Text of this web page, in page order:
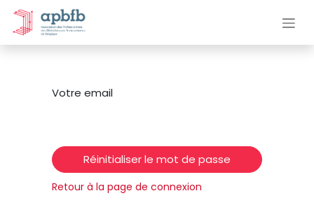
Se rendre au contenu
Votre email
Réinitialiser le mot de passe
Retour à la page de connexion